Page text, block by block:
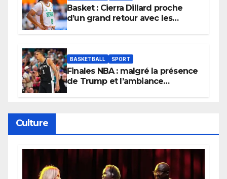
Basket : Cierra Dillard proche
d’un grand retour avec les
BASKETBALL SPORT
Finales NBA : malgré la présence
de Trump et l’ambiance
Culture